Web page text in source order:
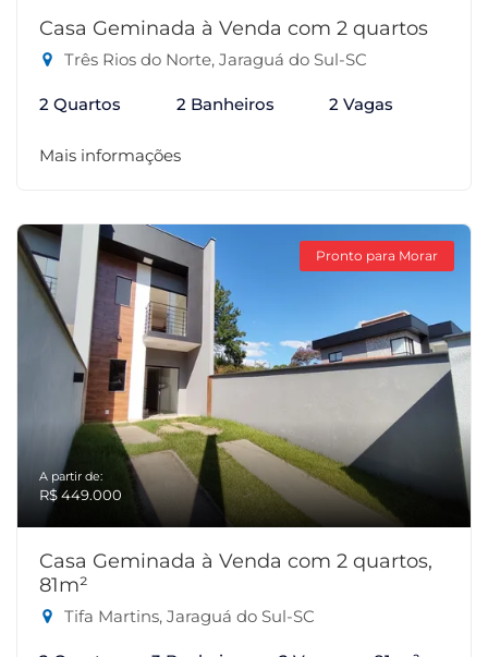
Casa Geminada à Venda com 2 quartos
Três Rios do Norte, Jaraguá do Sul-SC
2 Quartos 2 Banheiros 2 Vagas
Mais informações
Pronto para Morar
A partir de:
R$ 449.000
Casa Geminada à Venda com 2 quartos,
81m²
Tifa Martins, Jaraguá do Sul-SC